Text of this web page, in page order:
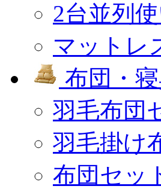
2台並列
マットレ
布団・
羽毛布団
羽毛掛け
布団セッ